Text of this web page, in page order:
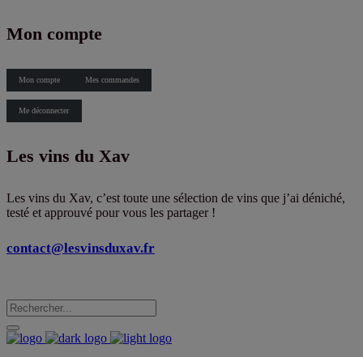
Mon compte
Mon compte Mes commandes
Me déconnecter
Les vins du Xav
Les vins du Xav, c’est toute une sélection de vins que j’ai déniché,
testé et approuvé pour vous les partager !
contact@lesvinsduxav.fr